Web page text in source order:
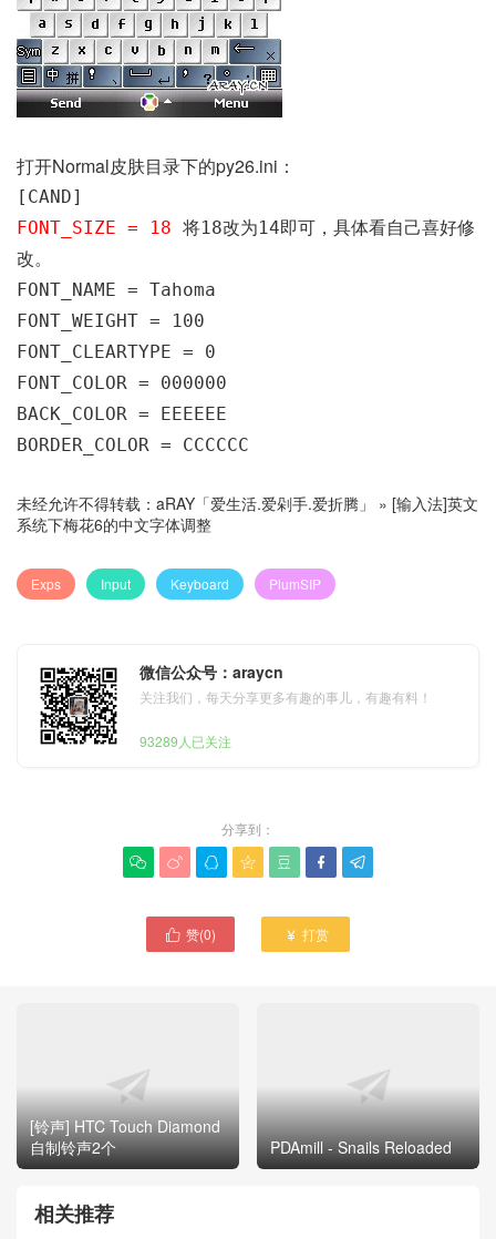
打开Normal皮肤目录下的py26.ini：
[CAND]
FONT_SIZE = 18 将18改为14即可，具体看自己喜好修
改。
FONT_NAME = Tahoma
FONT_WEIGHT = 100
FONT_CLEARTYPE = 0
FONT_COLOR = 000000
BACK_COLOR = EEEEEE
BORDER_COLOR = CCCCCC
未经允许不得转载： aRAY「爱生活.爱剁手.爱折腾」 » [输入法]英文
系统下梅花6的中文字体调整
Exps Input Keyboard PlumSIP
微信公众号：araycn
关注我们，每天分享更多有趣的事儿，有趣有料！
93289人已关注
分享到：
      
 赞(0)  打赏
[铃声] HTC Touch Diamond
自制铃声2个
PDAmill - Snails Reloaded
相关推荐